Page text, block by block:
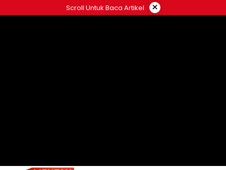
ke
Scroll Untuk Baca Artikel ×